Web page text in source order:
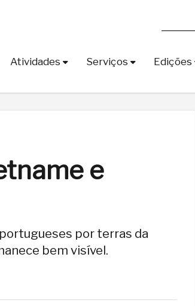
Atividades Serviços Edições
e
por terras da
bem visível.